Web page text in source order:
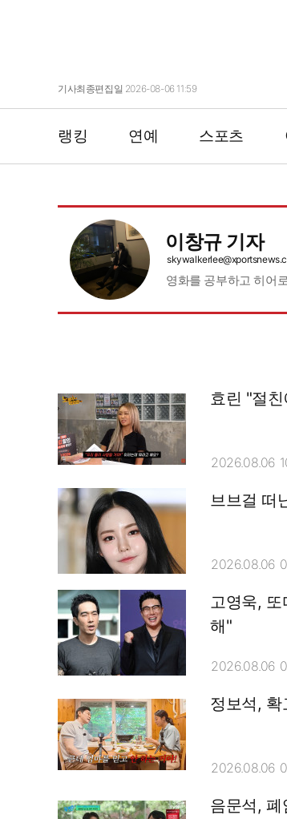
기사최종편집일 2026-08-06 11:59
랭킹 연예 스포츠
이창규 기자
영화를 공부하고 히어
효린 "절
2026.08.06
브브걸 떠
2026.08.06
고영욱,
해"
2026.08.06
정보석,
2026.08.06
음문석,